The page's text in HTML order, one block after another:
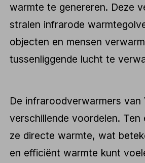
warmte te genereren. Deze
stralen infrarode
objecten en mensen
tussenliggende lucht te
De infraroodverwarmers van
verschillende voordelen. Ten
ze directe warmte, wat
en efficiënt warmte kunt